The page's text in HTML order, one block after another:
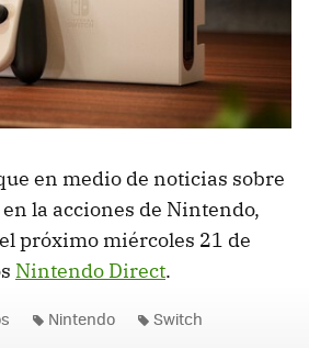
en medio de noticias sobre
la acciones de Nintendo,
próximo miércoles 21 de
Nintendo Direct.
Nintendo Switch